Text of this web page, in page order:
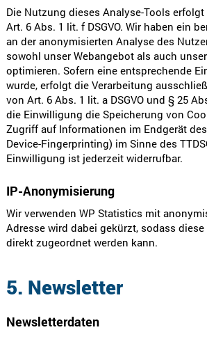
Die Nutzung dieses Analyse-Tools
Art. 6 Abs. 1 lit. f DSGVO. Wir haben ein
an der anonymisierten Analyse des
sowohl unser Webangebot als auch
optimieren. Sofern eine entsprechende
wurde, erfolgt die Verarbeitung
von Art. 6 Abs. 1 lit. a DSGVO und § 25
die Einwilligung die Speicherung von
Zugriff auf Informationen im Endgerät
Device-Fingerprinting) im Sinne des
Einwilligung ist jederzeit widerrufbar.
IP-Anonymisierung
Wir verwenden WP Statistics mit
Adresse wird dabei gekürzt, sodass
direkt zugeordnet werden kann.
5. Newsletter
Newsletter­daten